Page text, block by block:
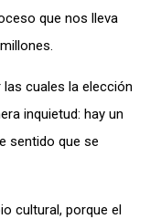
que nos lleva
cuales la elección
inquietud: hay un
sentido que se
cultural, porque el